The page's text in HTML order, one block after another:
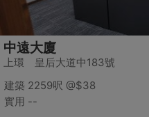
中遠大廈
上環 皇后大道中183號
建築 2259呎 @$38
實用 --